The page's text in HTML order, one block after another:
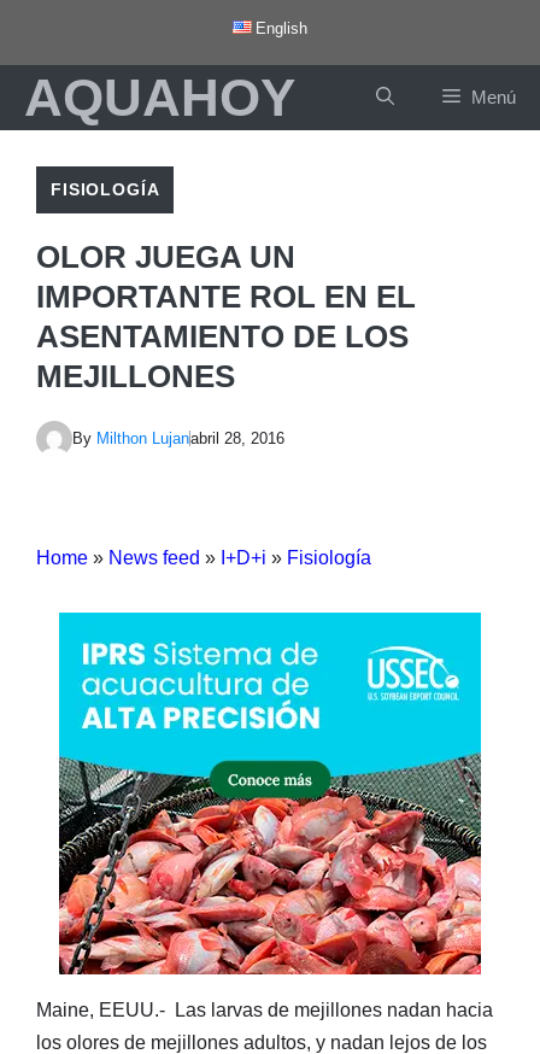
contenido
English
AQUAHOY Menú
FISIOLOGÍA
OLOR JUEGA UN
IMPORTANTE ROL EN EL
ASENTAMIENTO DE LOS
MEJILLONES
By Milthon Lujanabril 28, 2016
Home » News feed » I+D+i » Fisiología
Maine, EEUU.- Las larvas de mejillones nadan hacia
los olores de mejillones adultos, y nadan lejos de los